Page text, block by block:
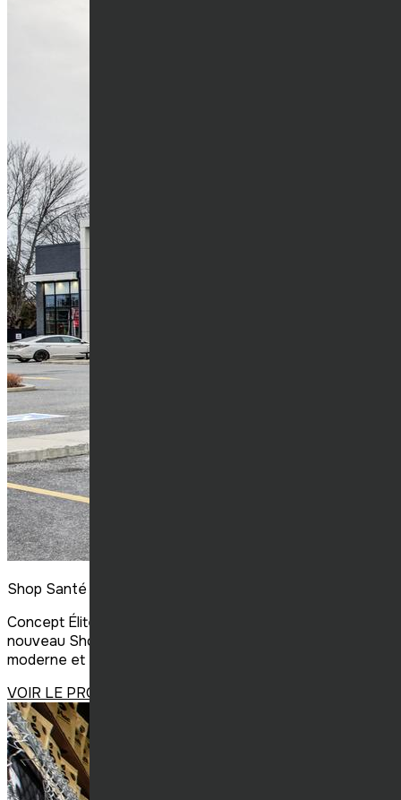
Shop Santé St-Basile
Concept Élite Construction a réalisé la construction du
nouveau Shop Santé à Saint-Basil, livrant un espace
moderne et fonctionnel, fidèle à l’image de la marque.
VOIR LE PROJET